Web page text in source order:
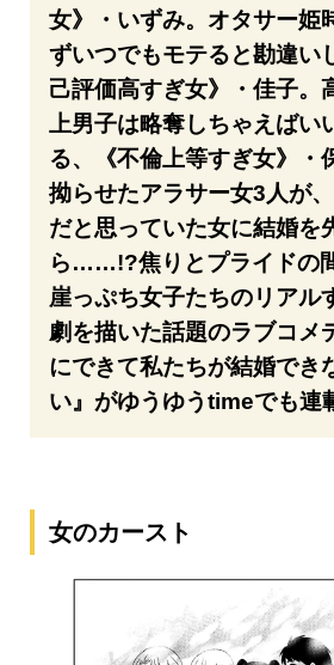
女》・いずみ。オタサー姫
ずいつでもモテると勘違い
己評価高すぎ女》・佳子。
上男子は略奪しちゃえばい
る、《不倫上等すぎ女》・
拗らせたアラサー女3人が
だと思っていた女に結婚を
ら……!?焦りとプライドの
崖っぷち女子たちのリアル
劇を描いた話題のラブコメ
にできて私たちが結婚でき
い』がゆうゆうtimeでも連
女のカースト